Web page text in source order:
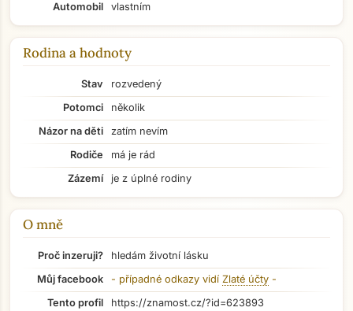
Přejít na hlavní obsah
Automobil
vlastním
Rodina a hodnoty
Stav
rozvedený
Potomci
několik
Názor na děti
zatím nevím
Rodiče
má je rád
Zázemí
je z úplné rodiny
O mně
Proč inzeruji?
hledám životní lásku
Můj facebook
- případné odkazy vidí Zlaté účty -
Tento profil
https://znamost.cz/?id=623893